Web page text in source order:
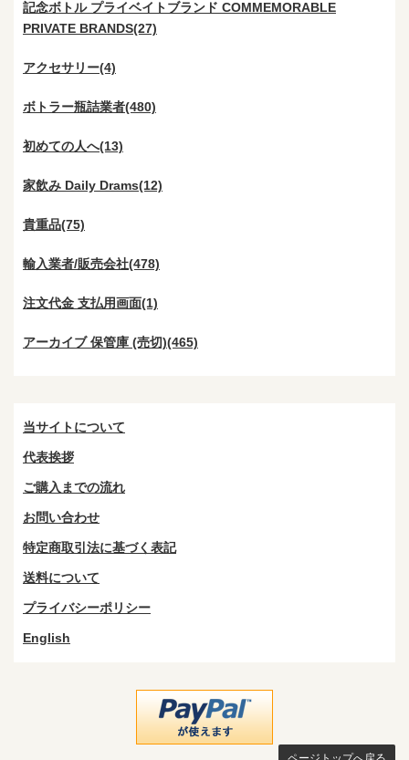
記念ボトル プライベイトブランド COMMEMORABLE
PRIVATE BRANDS(27)
アクセサリー(4)
ボトラー瓶詰業者(480)
初めての人へ(13)
家飲み Daily Drams(12)
貴重品(75)
輸入業者/販売会社(478)
注文代金 支払用画面(1)
アーカイブ 保管庫 (売切)(465)
当サイトについて
代表挨拶
ご購入までの流れ
お問い合わせ
特定商取引法に基づく表記
送料について
プライバシーポリシー
English